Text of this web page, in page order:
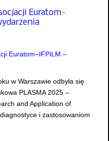
Euratom–
w Warszawie odbyła się
PLASMA 2025 –
and Application of
i zastosowaniom